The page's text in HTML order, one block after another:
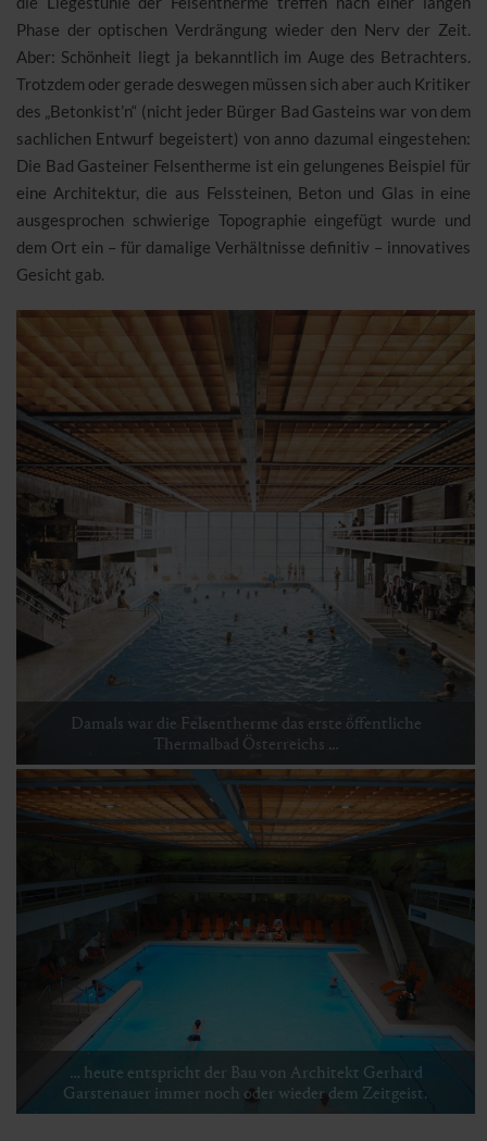
Phase der optischen Verdrängung wieder den Nerv der Zeit.
Aber: Schönheit liegt ja bekanntlich im Auge des Betrachters.
Trotzdem oder gerade deswegen müssen sich aber auch Kritiker
des „Betonkist’n“ (nicht jeder Bürger Bad Gasteins war von dem
sachlichen Entwurf begeistert) von anno dazumal eingestehen:
Die Bad Gasteiner Felsentherme ist ein gelungenes Beispiel für
eine Architektur, die aus Felssteinen, Beton und Glas in eine
ausgesprochen schwierige Topographie eingefügt wurde und
dem Ort ein – für damalige Verhältnisse definitiv – innovatives
Gesicht gab.
Damals war die Felsentherme das erste öffentliche
Thermalbad Österreichs …
… heute entspricht der Bau von Architekt Gerhard
Garstenauer immer noch oder wieder dem Zeitgeist.